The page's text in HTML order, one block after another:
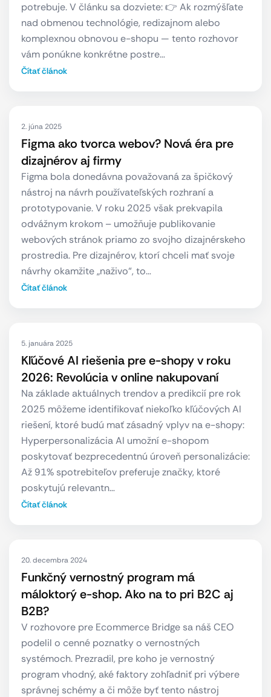
potrebuje. V článku sa dozviete: 👉 Ak rozmýšľate
nad obmenou technológie, redizajnom alebo
komplexnou obnovou e-shopu — tento rozhovor
vám ponúkne konkrétne postre…
Čítať článok
2. júna 2025
Figma ako tvorca webov? Nová éra pre
dizajnérov aj firmy
Figma bola donedávna považovaná za špičkový
nástroj na návrh používateľských rozhraní a
prototypovanie. V roku 2025 však prekvapila
odvážnym krokom – umožňuje publikovanie
webových stránok priamo zo svojho dizajnérskeho
prostredia. Pre dizajnérov, ktorí chceli mať svoje
návrhy okamžite „naživo“, to…
Čítať článok
5. januára 2025
Kľúčové AI riešenia pre e-shopy v roku
2026: Revolúcia v online nakupovaní
Na základe aktuálnych trendov a predikcií pre rok
2025 môžeme identifikovať niekoľko kľúčových AI
riešení, ktoré budú mať zásadný vplyv na e-shopy:
Hyperpersonalizácia AI umožní e-shopom
poskytovať bezprecedentnú úroveň personalizácie:
Až 91% spotrebiteľov preferuje značky, ktoré
poskytujú relevantn…
Čítať článok
20. decembra 2024
Funkčný vernostný program má
máloktorý e-shop. Ako na to pri B2C aj
B2B?
V rozhovore pre Ecommerce Bridge sa náš CEO
podelil o cenné poznatky o vernostných
systémoch. Prezradil, pre koho je vernostný
program vhodný, aké faktory zohľadniť pri výbere
správnej schémy a či môže byť tento nástroj